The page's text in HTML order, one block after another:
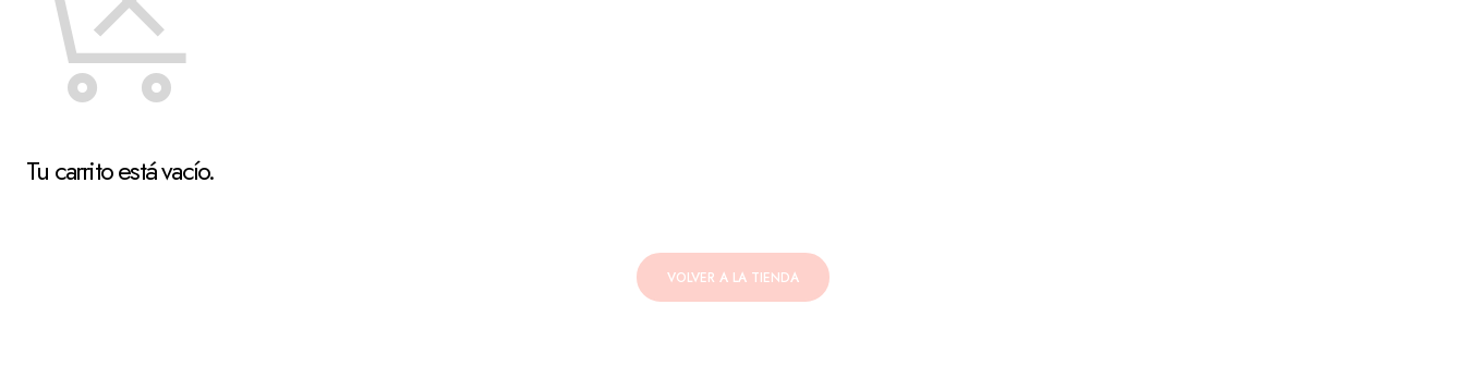
Tu carrito está vacío.
VOLVER A LA TIENDA